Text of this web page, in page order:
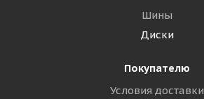
Шины
Диски
Покупателю
Условия доставки